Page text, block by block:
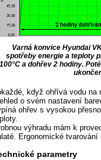
Varná konvice Hyundai
spotřeby energie a teploty
100°C a dohřev 2 hodiny.
když ohřívá vodu na
o svém nastavení
ohřev s vysokou
výhradu mám k
Ergonomické
parametry